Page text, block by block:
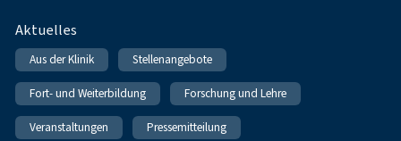
Fußnavigation
Aktuelles
Aus der Klinik Stellenangebote
Fort- und Weiterbildung Forschung und Lehre
Veranstaltungen Pressemitteilung